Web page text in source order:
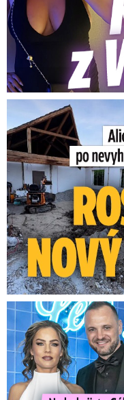
Bendová po
Na Gáboríka se sypou